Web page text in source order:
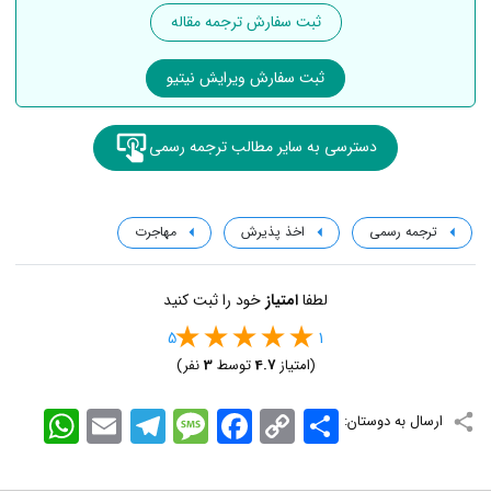
ثبت سفارش ترجمه مقاله
ثبت سفارش ویرایش نیتیو
دسترسی به سایر مطالب ترجمه رسمی
ترجمه رسمی اخذ پذیرش مهاجرت
لطفاامتیاز خود را ثبت کنید
1
5
(امتیاز4.7توسط3نفر)
ارسال به دوستان: WhatsApp EmailTelegramMessageFacebook Copy
Link
اشتراک